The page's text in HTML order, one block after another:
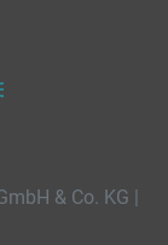
& Co. KG |